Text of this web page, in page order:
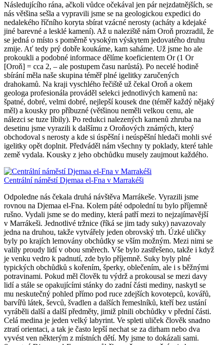
Následujícího rána, ačkoli vůdce očekával jen pár nejzdatnějších, se
nás většina sešla a vypravili jsme se na geologickou expedici do
nedalekého říčního koryta sbírat vzácné nerosty (acháty a kdejaké
jiné barevné a lesklé kamení). Až u naleziště nám Oroň prozradil, že
se jedná o místo s poměrně vysokým výskytem jedovatého druhu
zmije. Ať tedy prý dobře koukáme, kam saháme. Už jsme ho ale
prokoukli a podobné informace dělíme koeficientem Or (1 Or
[Oroň] = cca 2, – ale postupem času narůstá). Po necelé hodině
sbírání měla naše skupina téměř plné igelitky zaručených
drahokamů. Na kraji vyschlého řečiště už čekal Oroň a okem
geologa profesionála prováděl selekci jednotlivých kamenů na:
špatné, dobré, velmi dobré, nejlepší kousek dne (téměř každý nějaký
měl) a kousky pro příbuzné (většinou neměli velkou cenu, ale
nálezci se tuze líbily). Po redukci nalezených kamenů zhruba na
desetinu jsme vyrazili k dalšímu z Oroňových známých, který
obchodoval s nerosty a kde si úspěšní i neúspěšní hledači mohli své
igelitky opět doplnit. Předváděl nám všechny ty poklady, které tahle
země vydala. Kousky z jeho obchůdku musely zaujmout každého.
Centrální náměstí Djemaa el-Fna v Marrakéši
Odpoledne nás čekala druhá návštěva Marrákeše. Vyrazili jsme
rovnou na Djemaa el-Fna. Kolem páté odpolední tu bylo příjemně
rušno. Vydali jsme se do mediny, která patří mezi to nejzajímavější
v Marrákeši. Jednotlivé tržnice (říká se jim tady suky) navazovaly
jedna na druhou, takže vytvářely jeden obrovský trh. Úzké uličky
byly po krajích lemovány obchůdky se vším možným. Mezi nimi se
valily proudy lidí v obou směrech. Vše bylo zastřešeno, takže i když
je venku vedro k padnutí, zde bylo příjemně. Suky byly plné
typických obchůdků s kořením, šperky, oblečením, ale i s běžnými
potravinami. Pokud měl člověk tu výdrž a prokousal se mezi davy
lidí a stále se opakujícími stánky do zadní části mediny, naskytl se
mu neskutečný pohled přímo pod ruce zdejších kovotepců, kovářů,
barvířů látek, ševců, švadlen a dalších řemeslníků, kteří bez ustání
vyráběli další a další předměty, jimiž plnili obchůdky v přední části.
Celá medina je jeden velký labyrint. Ve spleti uliček člověk snadno
ztratí orientaci, a tak je často lepší nechat se za dirham nebo dva
vyvést ven některým z místních dětí. My jsme to dokázali sami.